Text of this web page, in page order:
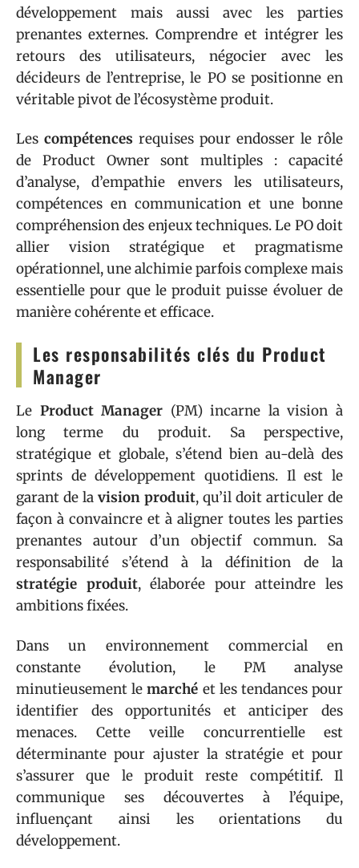
développement mais aussi avec les parties
prenantes externes. Comprendre et intégrer les
retours des utilisateurs, négocier avec les
décideurs de l’entreprise, le PO se positionne en
véritable pivot de l’écosystème produit.
Les compétences requises pour endosser le rôle
de Product Owner sont multiples : capacité
d’analyse, d’empathie envers les utilisateurs,
compétences en communication et une bonne
compréhension des enjeux techniques. Le PO doit
allier vision stratégique et pragmatisme
opérationnel, une alchimie parfois complexe mais
essentielle pour que le produit puisse évoluer de
manière cohérente et efficace.
Les responsabilités clés du Product
Manager
Le Product Manager (PM) incarne la vision à
long terme du produit. Sa perspective,
stratégique et globale, s’étend bien au-delà des
sprints de développement quotidiens. Il est le
garant de la vision produit, qu’il doit articuler de
façon à convaincre et à aligner toutes les parties
prenantes autour d’un objectif commun. Sa
responsabilité s’étend à la définition de la
stratégie produit, élaborée pour atteindre les
ambitions fixées.
Dans un environnement commercial en
constante évolution, le PM analyse
minutieusement lemarché et les tendances pour
identifier des opportunités et anticiper des
menaces. Cette veille concurrentielle est
déterminante pour ajuster la stratégie et pour
s’assurer que le produit reste compétitif. Il
communique ses découvertes à l’équipe,
influençant ainsi les orientations du
développement.